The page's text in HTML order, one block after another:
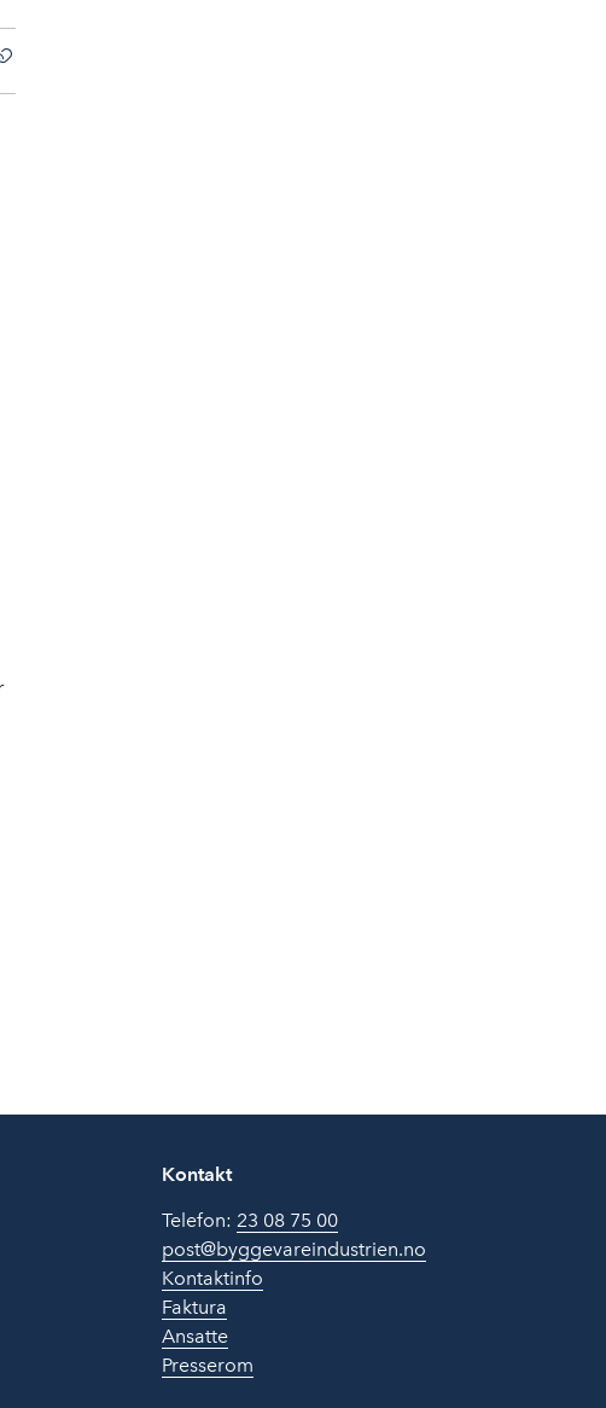
Kontakt
Telefon: 23 08 75 00
post@byggevareindustrien.no
Kontaktinfo
Faktura
Ansatte
Presserom